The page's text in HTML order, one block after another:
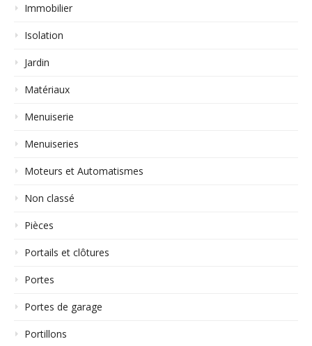
Immobilier
Isolation
Jardin
Matériaux
Menuiserie
Menuiseries
Moteurs et Automatismes
Non classé
Pièces
Portails et clôtures
Portes
Portes de garage
Portillons